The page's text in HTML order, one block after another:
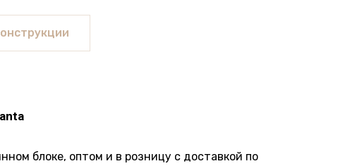
блоке, оптом и в розницу с доставкой по